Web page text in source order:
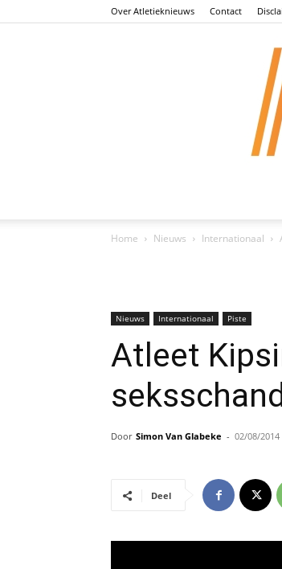
Over Atletieknieuws Contact
Home Nieuws Internationaal
Nieuws Internationaal Piste
Atleet
Door Simon Van Glabeke - 02/08/2014
Deel